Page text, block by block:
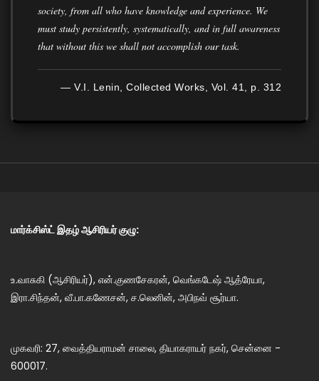
society, from all who have knowledge and experience. We
must study persistently, systematically, and in full awareness
that without this we shall not accomplish our task.
— V.I. Lenin, Collected Works, Vol. 41, p. 312
மார்க்சிஸ்ட் இதழ் ஆசிரியர் குழு:
உ.வாசுகி (ஆசிரியர்), என்.குணசேகரன், வெங்கடேஷ் ஆத்ரேயா,
இரா.சிந்தன், வீ.பா.கணேசன், ச.லெனின், அபிநவ் சூர்யா.
முகவரி: 27, வைத்தியராமன் சாலை, தியாகராயர் நகர், சென்னை -
600017.